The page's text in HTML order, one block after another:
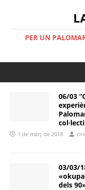
PER UN
06/03
1 de març de 2018
03/03/
dels